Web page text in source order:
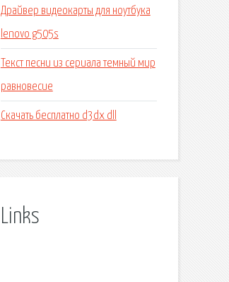
Драйвер видеокарты для ноутбука
lenovo g505s
Текст песни из сериала темный мир
равновесие
Скачать бесплатно d3dx dll
Links